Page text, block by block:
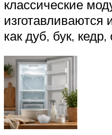
классические
изготавливаются
как дуб, бук,